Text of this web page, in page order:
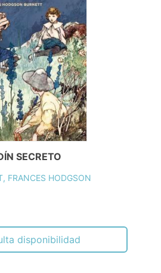
SECRETO
FRANCES HODGSON
disponibilidad